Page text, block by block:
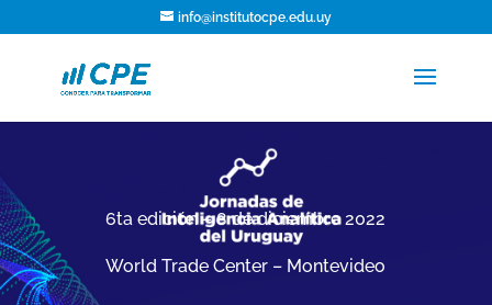
info@institutocpe.edu.uy
6ta edición –8 de diciembre 2022
World Trade Center – Montevideo